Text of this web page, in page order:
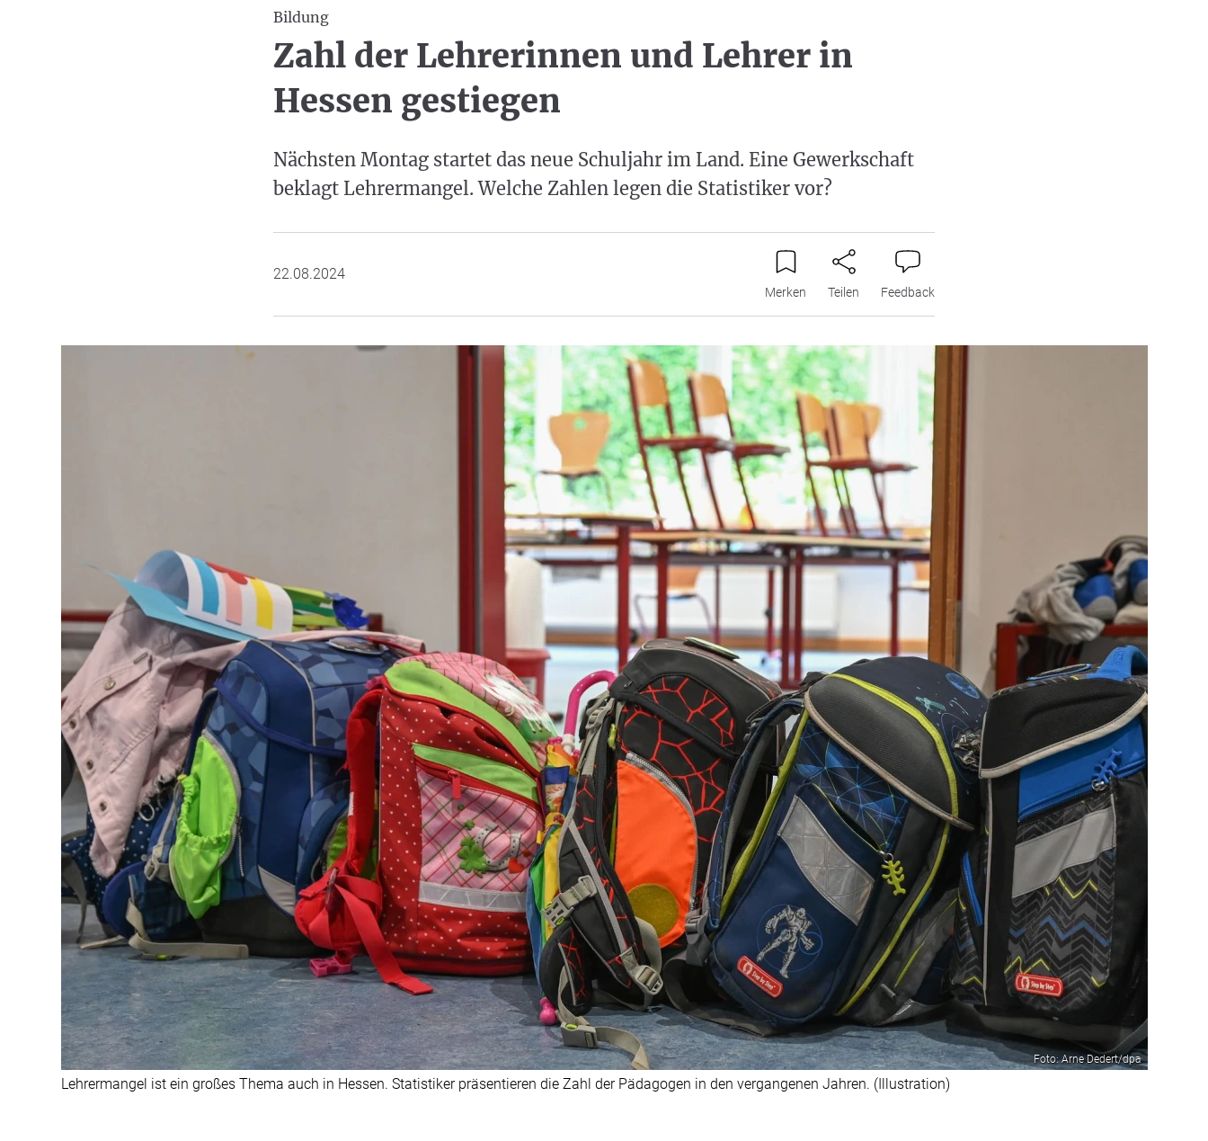
Bildung
Zahl der Lehrerinnen und Lehrer in
Hessen gestiegen
Nächsten Montag startet das neue Schuljahr im Land. Eine Gewerkschaft
beklagt Lehrermangel. Welche Zahlen legen die Statistiker vor?
22.08.2024
Merken Teilen Feedback
Foto: Arne Dedert/dpa
Lehrermangel ist ein großes Thema auch in Hessen. Statistiker präsentieren die Zahl der Pädagogen in den vergangenen Jahren. (Illustration)